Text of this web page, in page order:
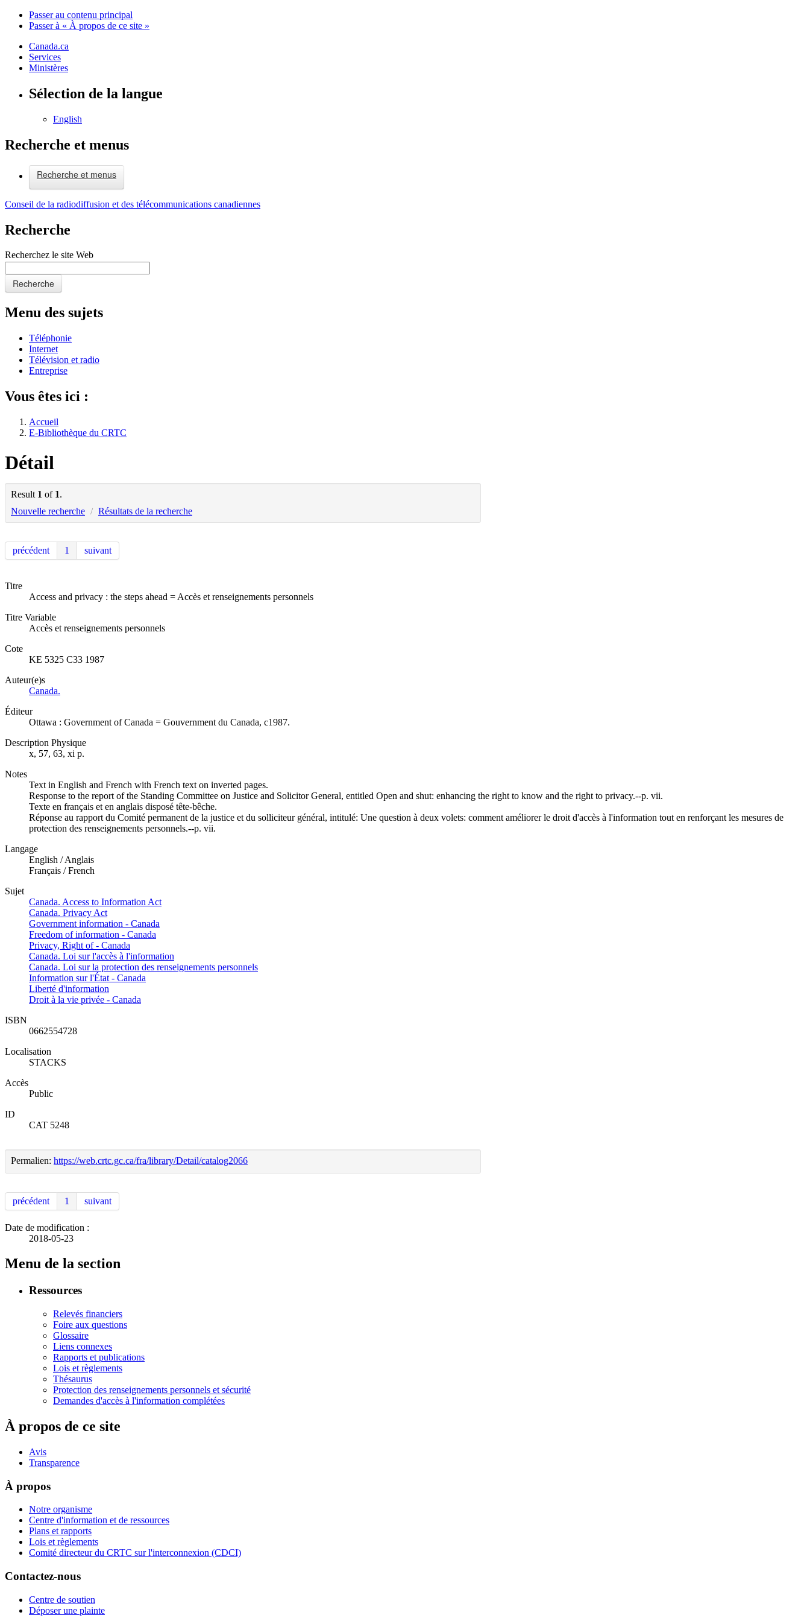
Passer au contenu principal
Passer à « À propos de ce site »
Canada.ca
Services
Ministères
Sélection de la langue
English
Recherche et menus
Recherche et menus
Conseil de la radiodiffusion et des télécommunications canadiennes
Recherche
Recherchez le site Web
Recherche
Menu des sujets
Téléphonie
Internet
Télévision et radio
Entreprise
Vous êtes ici :
Accueil
E-Bibliothèque du CRTC
Détail
Result 1 of 1.
Nouvelle recherche / Résultats de la recherche
précédent 1 suivant
Titre
Access and privacy : the steps ahead = Accès et renseignements personnels
Titre Variable
Accès et renseignements personnels
Cote
KE 5325 C33 1987
Auteur(e)s
Canada.
Éditeur
Ottawa : Government of Canada = Gouvernment du Canada, c1987.
Description Physique
x, 57, 63, xi p.
Notes
Text in English and French with French text on inverted pages.
Response to the report of the Standing Committee on Justice and Solicitor General, entitled Open and shut: enhancing the right to know and the right to privacy.--p. vii.
Texte en français et en anglais disposé tête-bêche.
Réponse au rapport du Comité permanent de la justice et du solliciteur général, intitulé: Une question à deux volets: comment améliorer le droit d'accès à l'information tout en renforçant les mesures de
protection des renseignements personnels.--p. vii.
Langage
English / Anglais
Français / French
Sujet
Canada. Access to Information Act
Canada. Privacy Act
Government information - Canada
Freedom of information - Canada
Privacy, Right of - Canada
Canada. Loi sur l'accès à l'information
Canada. Loi sur la protection des renseignements personnels
Information sur l'État - Canada
Liberté d'information
Droit à la vie privée - Canada
ISBN
0662554728
Localisation
STACKS
Accès
Public
ID
CAT 5248
Permalien: https://web.crtc.gc.ca/fra/library/Detail/catalog2066
précédent 1 suivant
Date de modification :
2018-05-23
Menu de la section
Ressources
Relevés financiers
Foire aux questions
Glossaire
Liens connexes
Rapports et publications
Lois et règlements
Thésaurus
Protection des renseignements personnels et sécurité
Demandes d'accès à l'information complétées
À propos de ce site
Avis
Transparence
À propos
Notre organisme
Centre d'information et de ressources
Plans et rapports
Lois et règlements
Comité directeur du CRTC sur l'interconnexion (CDCI)
Contactez-nous
Centre de soutien
Déposer une plainte